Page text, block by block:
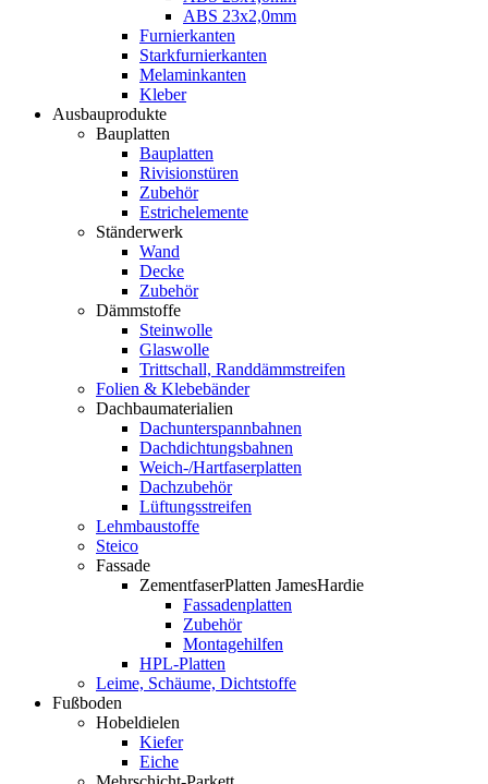
ABS 23x2,0mm
Furnierkanten
Starkfurnierkanten
Melaminkanten
Kleber
Ausbauprodukte
Bauplatten
Bauplatten
Rivisionstüren
Zubehör
Estrichelemente
Ständerwerk
Wand
Decke
Zubehör
Dämmstoffe
Steinwolle
Glaswolle
Trittschall, Randdämmstreifen
Folien & Klebebänder
Dachbaumaterialien
Dachunterspannbahnen
Dachdichtungsbahnen
Weich-/Hartfaserplatten
Dachzubehör
Lüftungsstreifen
Lehmbaustoffe
Steico
Fassade
ZementfaserPlatten JamesHardie
Fassadenplatten
Zubehör
Montagehilfen
HPL-Platten
Leime, Schäume, Dichtstoffe
Fußboden
Hobeldielen
Kiefer
Eiche